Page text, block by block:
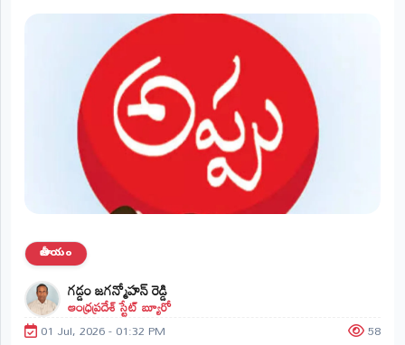
రేడియో
(Live
Radio)
తెలంగాణ
ఆంధ్రప్రదేశ్
ప్రధాన
విభాగాలు
(MAIN)
జాతీయం
గడ్డం జగన్మోహన్ రెడ్డి
ఆంధ్రప్రదేశ్ స్టేట్ బ్యూరో
01 Jul, 2026 - 01:32 PM 58